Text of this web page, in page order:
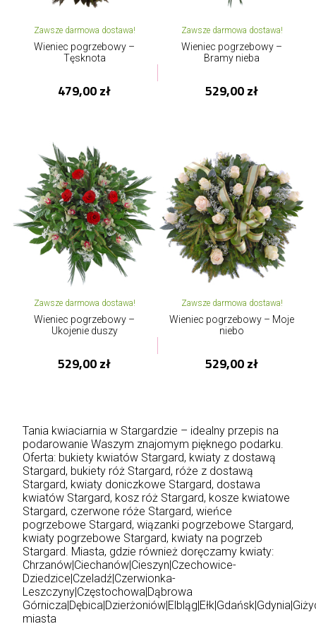
Zawsze darmowa dostawa!
Wieniec pogrzebowy –
Tęsknota
479,00 zł
Zawsze darmowa dostawa!
Wieniec pogrzebowy –
Bramy nieba
529,00 zł
Zawsze darmowa dostawa!
Wieniec pogrzebowy –
Ukojenie duszy
529,00 zł
Zawsze darmowa dostawa!
Wieniec pogrzebowy – Moje
niebo
529,00 zł
Tania kwiaciarnia w Stargardzie – idealny przepis na
podarowanie Waszym znajomym pięknego podarku.
Oferta: bukiety kwiatów Stargard, kwiaty z dostawą
Stargard, bukiety róż Stargard, róże z dostawą
Stargard, kwiaty doniczkowe Stargard, dostawa
kwiatów Stargard, kosz róż Stargard, kosze kwiatowe
Stargard, czerwone róże Stargard, wieńce
pogrzebowe Stargard, wiązanki pogrzebowe Stargard,
kwiaty pogrzebowe Stargard, kwiaty na pogrzeb
Stargard. Miasta, gdzie również doręczamy kwiaty:
Chrzanów|Ciechanów|Cieszyn|Czechowice-
Dziedzice|Czeladź|Czerwionka-
Leszczyny|Częstochowa|Dąbrowa
Górnicza|Dębica|Dzierżoniów|Elbląg|Ełk|Gdańsk|Gdynia|
miasta